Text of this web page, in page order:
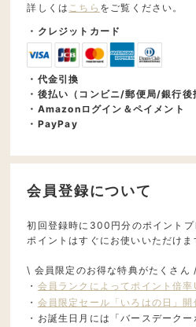
詳しくは こちら をご覧ください。
・クレジットカード
・代金引換
・後払い（コンビニ/郵便局/銀行後
・Amazonログイン＆ペイメント
・PayPay
会員登録について
初回登録時に300円分のポイントプ
ポイントはすぐにお使いいただけま
\ 会員限定のお得な特典がたくさん /
・ 会員ランクによってポイント倍率
・ 会員限定セール「いろはの日」開
・お誕生日月には「バースデークー